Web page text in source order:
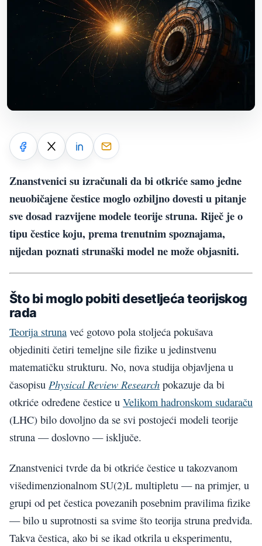
Znanstvenici su izračunali da bi otkriće samo jedne
neuobičajene čestice moglo ozbiljno dovesti u pitanje
sve dosad razvijene modele teorije struna. Riječ je o
tipu čestice koju, prema trenutnim spoznajama,
nijedan poznati strunaški model ne može objasniti.
Što bi moglo pobiti desetljeća teorijskog
rada
Teorija struna već gotovo pola stoljeća pokušava
objediniti četiri temeljne sile fizike u jedinstvenu
matematičku strukturu. No, nova studija objavljena u
časopisu Physical Review Research pokazuje da bi
otkriće određene čestice u Velikom hadronskom sudaraču
(LHC) bilo dovoljno da se svi postojeći modeli teorije
struna — doslovno — isključe.
Znanstvenici tvrde da bi otkriće čestice u takozvanom
višedimenzionalnom SU(2)L multipletu — na primjer, u
grupi od pet čestica povezanih posebnim pravilima fizike
— bilo u suprotnosti sa svime što teorija struna predviđa.
Takva čestica, ako bi se ikad otkrila u eksperimentu,